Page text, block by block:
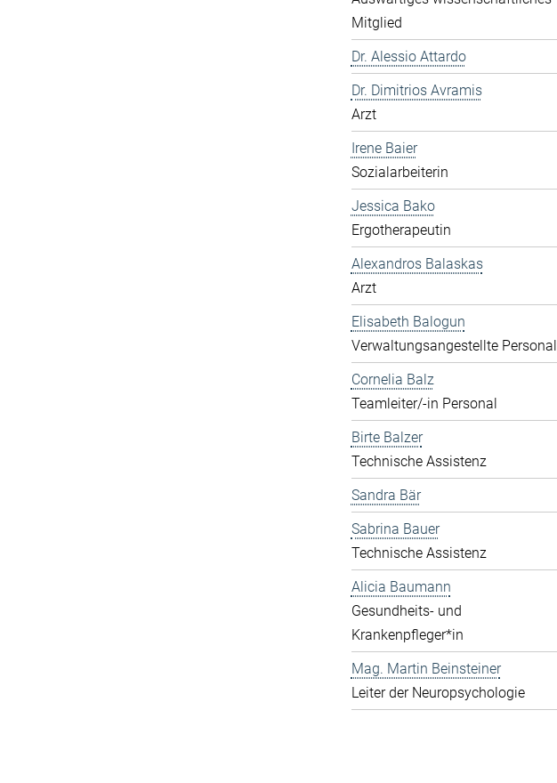
Mitglied
Dr. Alessio Attardo
Dr. Dimitrios Avramis
Arzt
Irene Baier
Sozialarbeiterin
Jessica Bako
Ergotherapeutin
Alexandros Balaskas
Arzt
Elisabeth Balogun
Verwaltungsangestellte Personal
Cornelia Balz
Teamleiter/-in Personal
Birte Balzer
Technische Assistenz
Sandra Bär
Sabrina Bauer
Technische Assistenz
Alicia Baumann
Gesundheits- und
Krankenpfleger*in
Mag. Martin Beinsteiner
Leiter der Neuropsychologie